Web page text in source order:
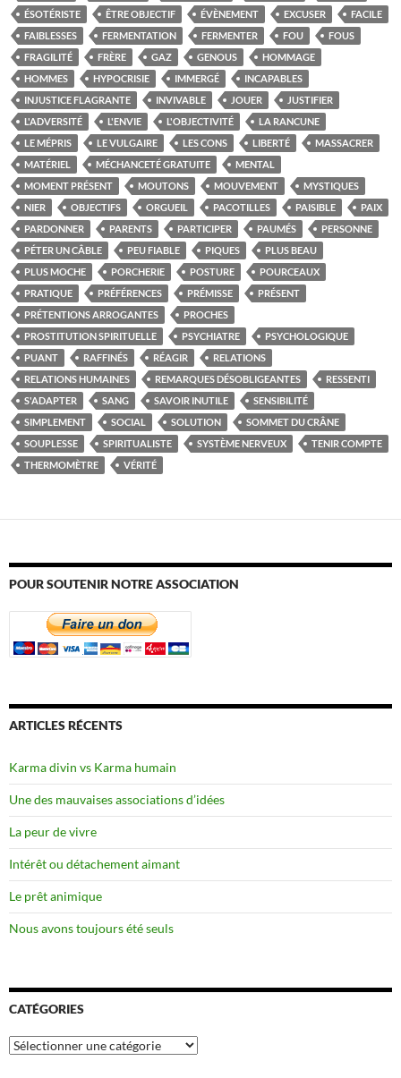
ÉSOTÉRISTE
ÊTRE OBJECTIF ÉVÈNEMENT EXCUSER
FACILE
FAIBLESSES
FERMENTATION FERMENTER FOU
FOUS
FRAGILITÉ
FRÈRE GAZ GENOUS
HOMMAGE
HOMMES
HYPOCRISIE IMMERGÉ
INCAPABLES
INJUSTICE FLAGRANTE
INVIVABLE JOUER
JUSTIFIER
L'ADVERSITÉ
L'ENVIE L'OBJECTIVITÉ
LA RANCUNE
LE MÉPRIS
LE VULGAIRE LES CONS LIBERTÉ
MASSACRER
MATÉRIEL
MÉCHANCETÉ GRATUITE
MENTAL
MOMENT PRÉSENT
MOUTONS MOUVEMENT
MYSTIQUES
NIER
OBJECTIFS ORGUEIL PACOTILLES PAISIBLE
PAIX
PARDONNER
PARENTS PARTICIPER PAUMÉS
PERSONNE
PÉTER UN CÂBLE
PEU FIABLE PIQUES
PLUS BEAU
PLUS MOCHE
PORCHERIE POSTURE
POURCEAUX
PRATIQUE
PRÉFÉRENCES PRÉMISSE
PRÉSENT
PRÉTENTIONS ARROGANTES
PROCHES
PROSTITUTION SPIRITUELLE
PSYCHIATRE
PSYCHOLOGIQUE
PUANT
RAFFINÉS RÉAGIR
RELATIONS
RELATIONS HUMAINES
REMARQUES DÉSOBLIGEANTES
RESSENTI
S'ADAPTER
SANG SAVOIR INUTILE
SENSIBILITÉ
SIMPLEMENT
SOCIAL SOLUTION
SOMMET DU CRÂNE
SOUPLESSE
SPIRITUALISTE SYSTÈME NERVEUX
TENIR COMPTE
THERMOMÈTRE
VÉRITÉ
POUR SOUTENIR NOTRE ASSOCIATION
ARTICLES RÉCENTS
Karma divin vs Karma humain
Une des mauvaises associations d’idées
La peur de vivre
Intérêt ou détachement aimant
Le prêt animique
Nous avons toujours été seuls
CATÉGORIES
Catégories